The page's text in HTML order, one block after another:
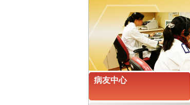
病友中心